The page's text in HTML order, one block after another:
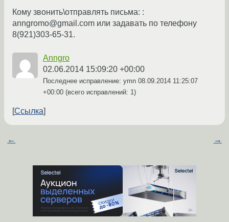
Кому звонить\отправлять письма: :
anngromo@gmail.com или задавать по телефону
8(921)303-65-31.
Anngro
02.06.2014 15:09:20 +00:00
Последнее исправление: ymn 08.09.2014 11:25:07
+00:00 (всего исправлений: 1)
Ссылка
← →